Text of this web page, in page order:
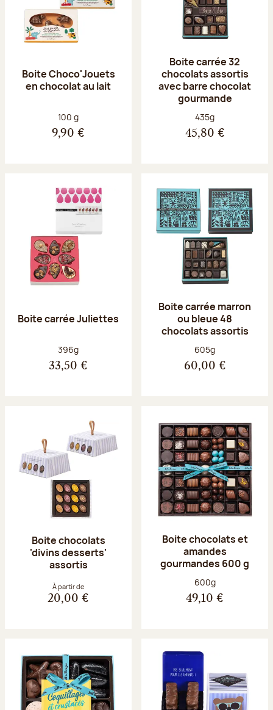
Boite Choco'Jouets
en chocolat au lait
Poids net :
100 g
9,90 €
Boite carrée 32
chocolats assortis
avec barre chocolat
gourmande
Poids net :
435g
45,80 €
Boite carrée Juliettes
Poids net :
396g
33,50 €
Boite carrée marron
ou bleue 48
chocolats assortis
Poids net :
605g
60,00 €
Boite chocolats
'divins desserts'
assortis
À partir de
20,00 €
Boite chocolats et
amandes
gourmandes 600 g
Poids net :
600g
49,10 €